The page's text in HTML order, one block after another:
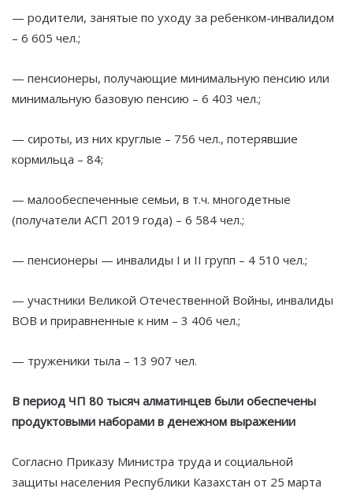
— родители, занятые по уходу за ребенком-инвалидом
– 6 605 чел.;
— пенсионеры, получающие минимальную пенсию или
минимальную базовую пенсию – 6 403 чел.;
— сироты, из них круглые – 756 чел., потерявшие
кормильца – 84;
— малообеспеченные семьи, в т.ч. многодетные
(получатели АСП 2019 года) – 6 584 чел.;
— пенсионеры — инвалиды I и II групп – 4 510 чел.;
— участники Великой Отечественной Войны, инвалиды
ВОВ и приравненные к ним – 3 406 чел.;
— труженики тыла – 13 907 чел.
В период ЧП 80 тысяч алматинцев были обеспечены
продуктовыми наборами в денежном выражении
Согласно Приказу Министра труда и социальной
защиты населения Республики Казахстан от 25 марта